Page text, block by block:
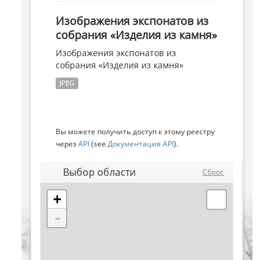
Изображения экспонатов из
собрания «Изделия из камня»
Изображения экспонатов из
собрания «Изделия из камня»
JPEG
Вы можете получить доступ к этому реестру
черезAPI(see Документация API).
Выбор области Сброс
+
-